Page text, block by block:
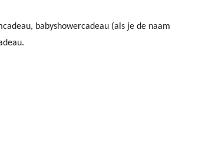
babyshowercadeau (als je de naam